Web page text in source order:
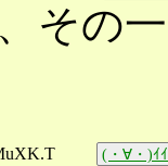
その
(・∀・)ｲ